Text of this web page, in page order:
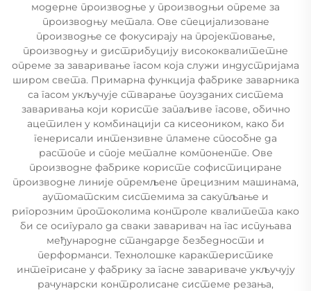
модерне производње у производњи опреме за
производњу метала. Ове специјализоване
производње се фокусирају на пројектовање,
производњу и дистрибуцију висококвалитетне
опреме за заваривање гасом која служи индустријама
широм света. Примарна функција фабрике заварника
са гасом укључује стварање поузданих система
заваривања који користе запаљиве гасове, обично
ацетилен у комбинацији са кисеоником, како би
генерисали интензивне пламене способне да
растопе и споје металне компоненте. Ове
производне фабрике користе софистициране
производне линије опремљене прецизним машинама,
аутоматским системима за сакупљање и
ригорозним протоколима контроле квалитета како
би се осигурало да сваки заваривач на гас испуњава
међународне стандарде безбедности и
перформанси. Технолошке карактеристике
интегрисане у фабрику за гасне завариваче укључују
рачунарски контролисане системе резања,